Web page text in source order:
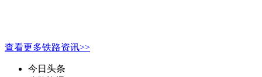
查看更多铁路资讯>>
今日头条